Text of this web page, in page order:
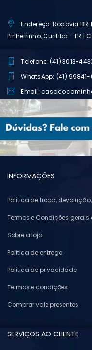
Endereço: Rodovia BR
Pinheirinho, Curitiba - PR |
Telefone: (41) 3013-
WhatsApp: (41) 99841-
Email:
INFORMAÇÕES
Política de troca,
Termos e Condições gerais
Sobre a loja
Política de entrega
Política de privacidade
Termos e condições
Comprar vale presentes
SERVIÇOS AO CLIENTE